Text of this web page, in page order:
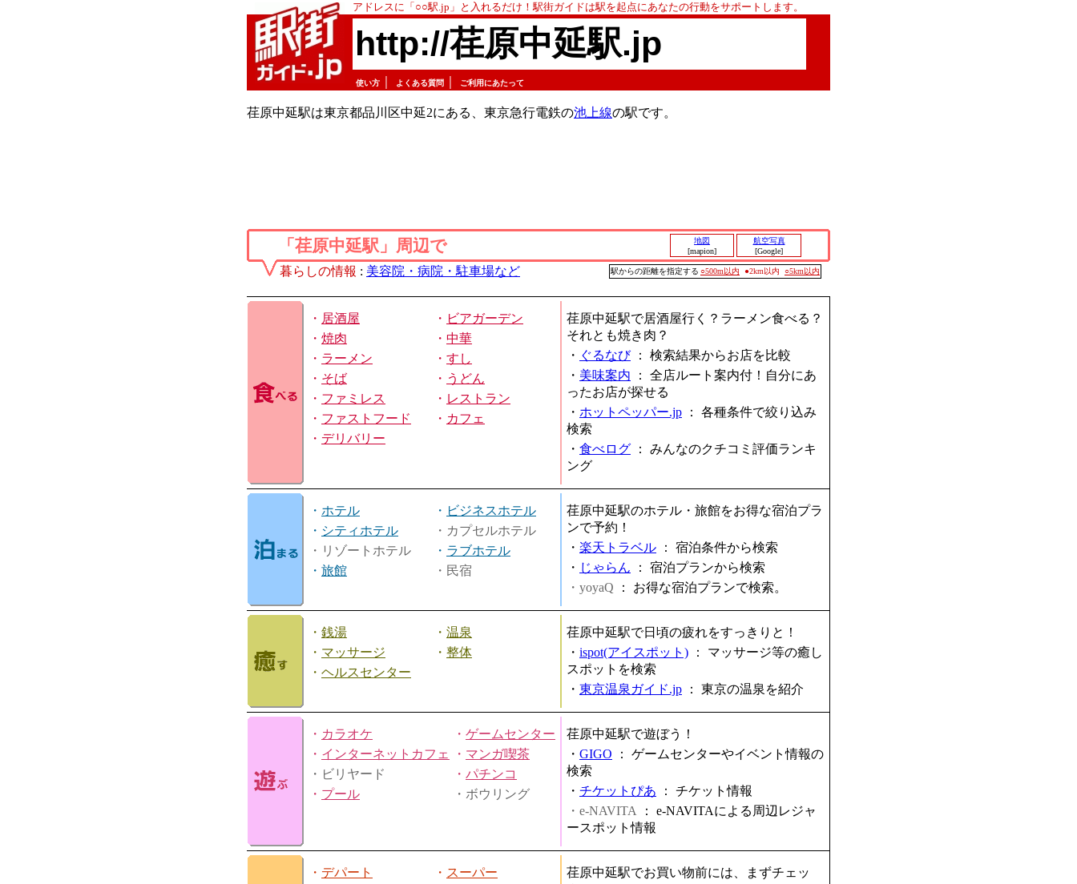
アドレスに「○○駅.jp」と入れるだけ！駅街ガイドは駅を起点にあなたの行動をサポートします。
http://荏原中延駅.jp
使い方 よくある質問 ご利用にあたって
荏原中延駅は東京都品川区中延2にある、東京急行電鉄の池上線の駅です。
「荏原中延駅」周辺で
地図
[mapion]
航空写真
[Google]
暮らしの情報 : 美容院・病院・駐車場など 駅からの距離を指定する ○500m以内 ●2km以内 ○5km以内
・ 居酒屋 ・ ビアガーデン
・ 焼肉 ・ 中華
・ ラーメン ・ すし
・ そば ・ うどん
・ ファミレス ・ レストラン
・ ファストフード ・ カフェ
・ デリバリー
荏原中延駅で居酒屋行く？ラーメン食べる？
それとも焼き肉？
・ ぐるなび： 検索結果からお店を比較
・ 美味案内 ： 全店ルート案内付！自分にあ
ったお店が探せる
・ ホットペッパー.jp ： 各種条件で絞り込み
検索
・ 食べログ ： みんなのクチコミ評価ランキ
ング
・ ホテル ・ ビジネスホテル
・ シティホテル
・カプセルホテル
・リゾートホテル
・ ラブホテル
・ 旅館 ・民宿
荏原中延駅のホテル・旅館をお得な宿泊プラ
ンで予約！
・ 楽天トラベル ： 宿泊条件から検索
・ じゃらん ： 宿泊プランから検索
・yoyaQ ： お得な宿泊プランで検索。
・ 銭湯 ・ 温泉
・ マッサージ ・ 整体
・ ヘルスセンター
荏原中延駅で日頃の疲れをすっきりと！
・ ispot(アイスポット) ： マッサージ等の癒し
スポットを検索
・ 東京温泉ガイド.jp ： 東京の温泉を紹介
・ カラオケ ・ ゲームセンター
・ インターネットカフェ ・ マンガ喫茶
・ビリヤード
・ パチンコ
・ プール ・ボウリング
荏原中延駅で遊ぼう！
・ GIGO ： ゲームセンターやイベント情報の
検索
・ チケットぴあ ： チケット情報
・e-NAVITA
： e-NAVITAによる周辺レジャ
ースポット情報
・ デパート ・ スーパー
荏原中延駅でお買い物前には、まずチェッ